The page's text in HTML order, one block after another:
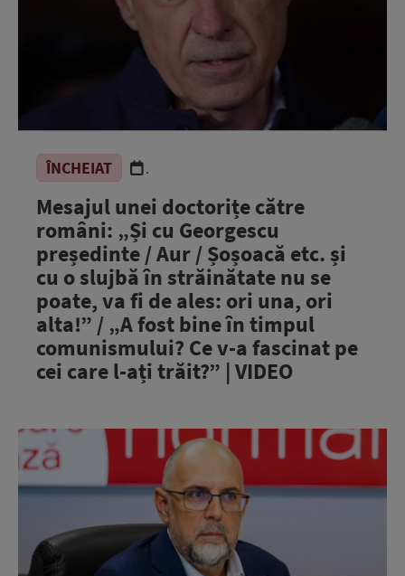
ÎNCHEIAT .
Mesajul unei doctorițe către
români: „Și cu Georgescu
președinte / Aur / Șoșoacă etc. și
cu o slujbă în străinătate nu se
poate, va fi de ales: ori una, ori
alta!” / „A fost bine în timpul
comunismului? Ce v-a fascinat pe
cei care l-ați trăit?” | VIDEO